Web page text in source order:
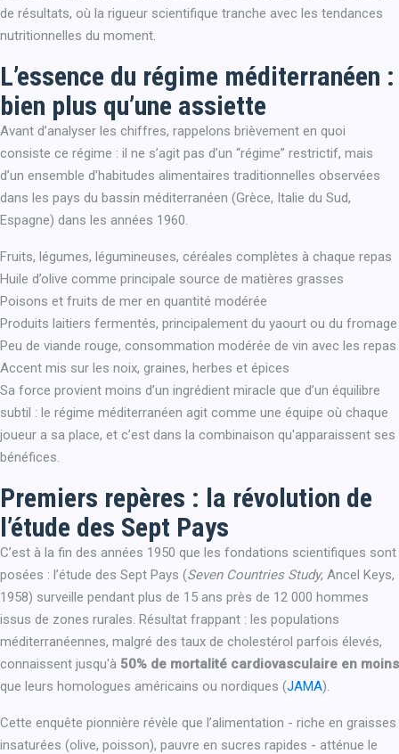
de résultats, où la rigueur scientifique tranche avec les tendances
nutritionnelles du moment.
L’essence du régime méditerranéen :
bien plus qu’une assiette
Avant d’analyser les chiffres, rappelons brièvement en quoi
consiste ce régime : il ne s’agit pas d’un “régime” restrictif, mais
d’un ensemble d’habitudes alimentaires traditionnelles observées
dans les pays du bassin méditerranéen (Grèce, Italie du Sud,
Espagne) dans les années 1960.
Fruits, légumes, légumineuses, céréales complètes à chaque repas
Huile d’olive comme principale source de matières grasses
Poisons et fruits de mer en quantité modérée
Produits laitiers fermentés, principalement du yaourt ou du fromage
Peu de viande rouge, consommation modérée de vin avec les repas
Accent mis sur les noix, graines, herbes et épices
Sa force provient moins d’un ingrédient miracle que d’un équilibre
subtil : le régime méditerranéen agit comme une équipe où chaque
joueur a sa place, et c’est dans la combinaison qu'apparaissent ses
bénéfices.
Premiers repères : la révolution de
l’étude des Sept Pays
C’est à la fin des années 1950 que les fondations scientifiques sont
posées : l’étude des Sept Pays (Seven Countries Study, Ancel Keys,
1958) surveille pendant plus de 15 ans près de 12 000 hommes
issus de zones rurales. Résultat frappant : les populations
méditerranéennes, malgré des taux de cholestérol parfois élevés,
connaissent jusqu'à 50% de mortalité cardiovasculaire en moins
que leurs homologues américains ou nordiques (JAMA).
Cette enquête pionnière révèle que l’alimentation - riche en graisses
insaturées (olive, poisson), pauvre en sucres rapides - atténue le